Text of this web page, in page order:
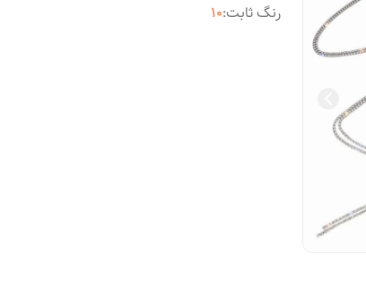
رنگ ثابت:۱۰